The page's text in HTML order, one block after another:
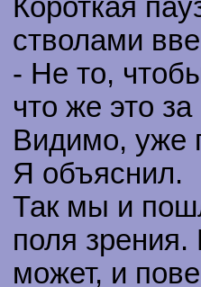
Короткая
стволами
- Не то,
что же это
Видимо, уже
Я объяснил.
Так мы и
поля
может, и